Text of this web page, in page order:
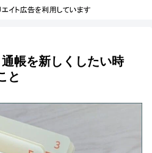
帳を新しくしたい時
と